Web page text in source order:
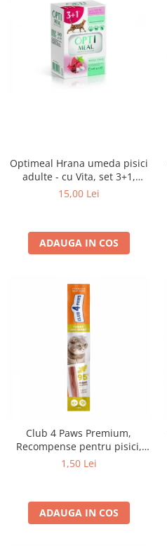
Optimeal Hrana umeda pisici
adulte - cu Vita, set 3+1,
4*0,085kg
15,00 Lei
ADAUGA IN COS
Club 4 Paws Premium,
Recompense pentru pisici,
stick cu iepure si curcan, 5g
1,50 Lei
ADAUGA IN COS